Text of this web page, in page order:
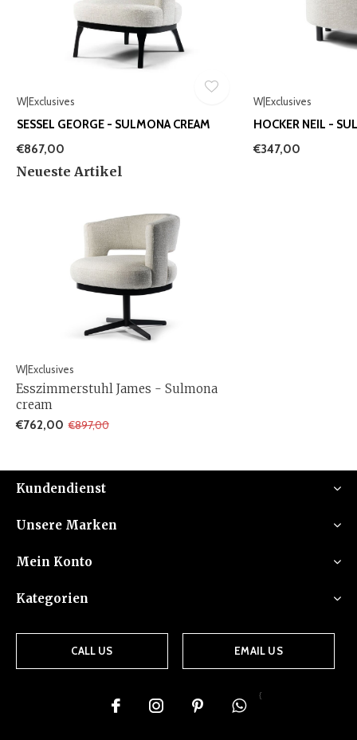
W|Exclusives
SESSEL GEORGE - SULMONA CREAM
€867,00
W|Exclusives
HOCKER NEIL -
€347,00
Neueste Artikel
W|Exclusives
Esszimmerstuhl James - Sulmona
cream
€762,00 €897,00
Kundendienst
Unsere Marken
Mein Konto
Kategorien
CALL US EMAIL US
{